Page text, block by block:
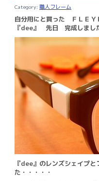
職人フレーム
自分用にと買った ＦＬＥＹ
『dee』 先日 完成しまし
『dee』のレンズシェイプ
た・・・・・